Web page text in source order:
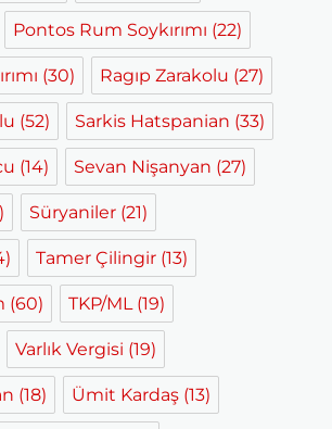
Pontos Rum Soykırımı (22)
(30) Ragıp Zarakolu (27)
(52) Sarkis Hatspanian (33)
(14) Sevan Nişanyan (27)
Süryaniler (21)
Tamer Çilingir (13)
(60) TKP/ML(19)
Varlık Vergisi (19)
(18) Ümit Kardaş (13)